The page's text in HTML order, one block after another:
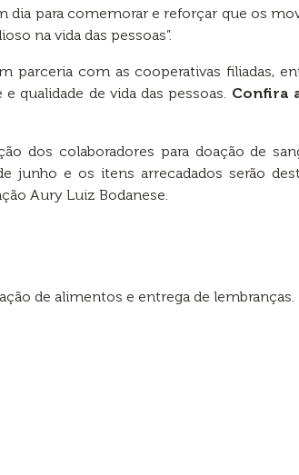
dia para comemorar e reforçar que os
na vida das pessoas”.
parceria com as cooperativas filiadas,
qualidade de vida das pessoas. Confira
dos colaboradores para doação de
junho e os itens arrecadados serão
Aury Luiz Bodanese.
de alimentos e entrega de lembranças.